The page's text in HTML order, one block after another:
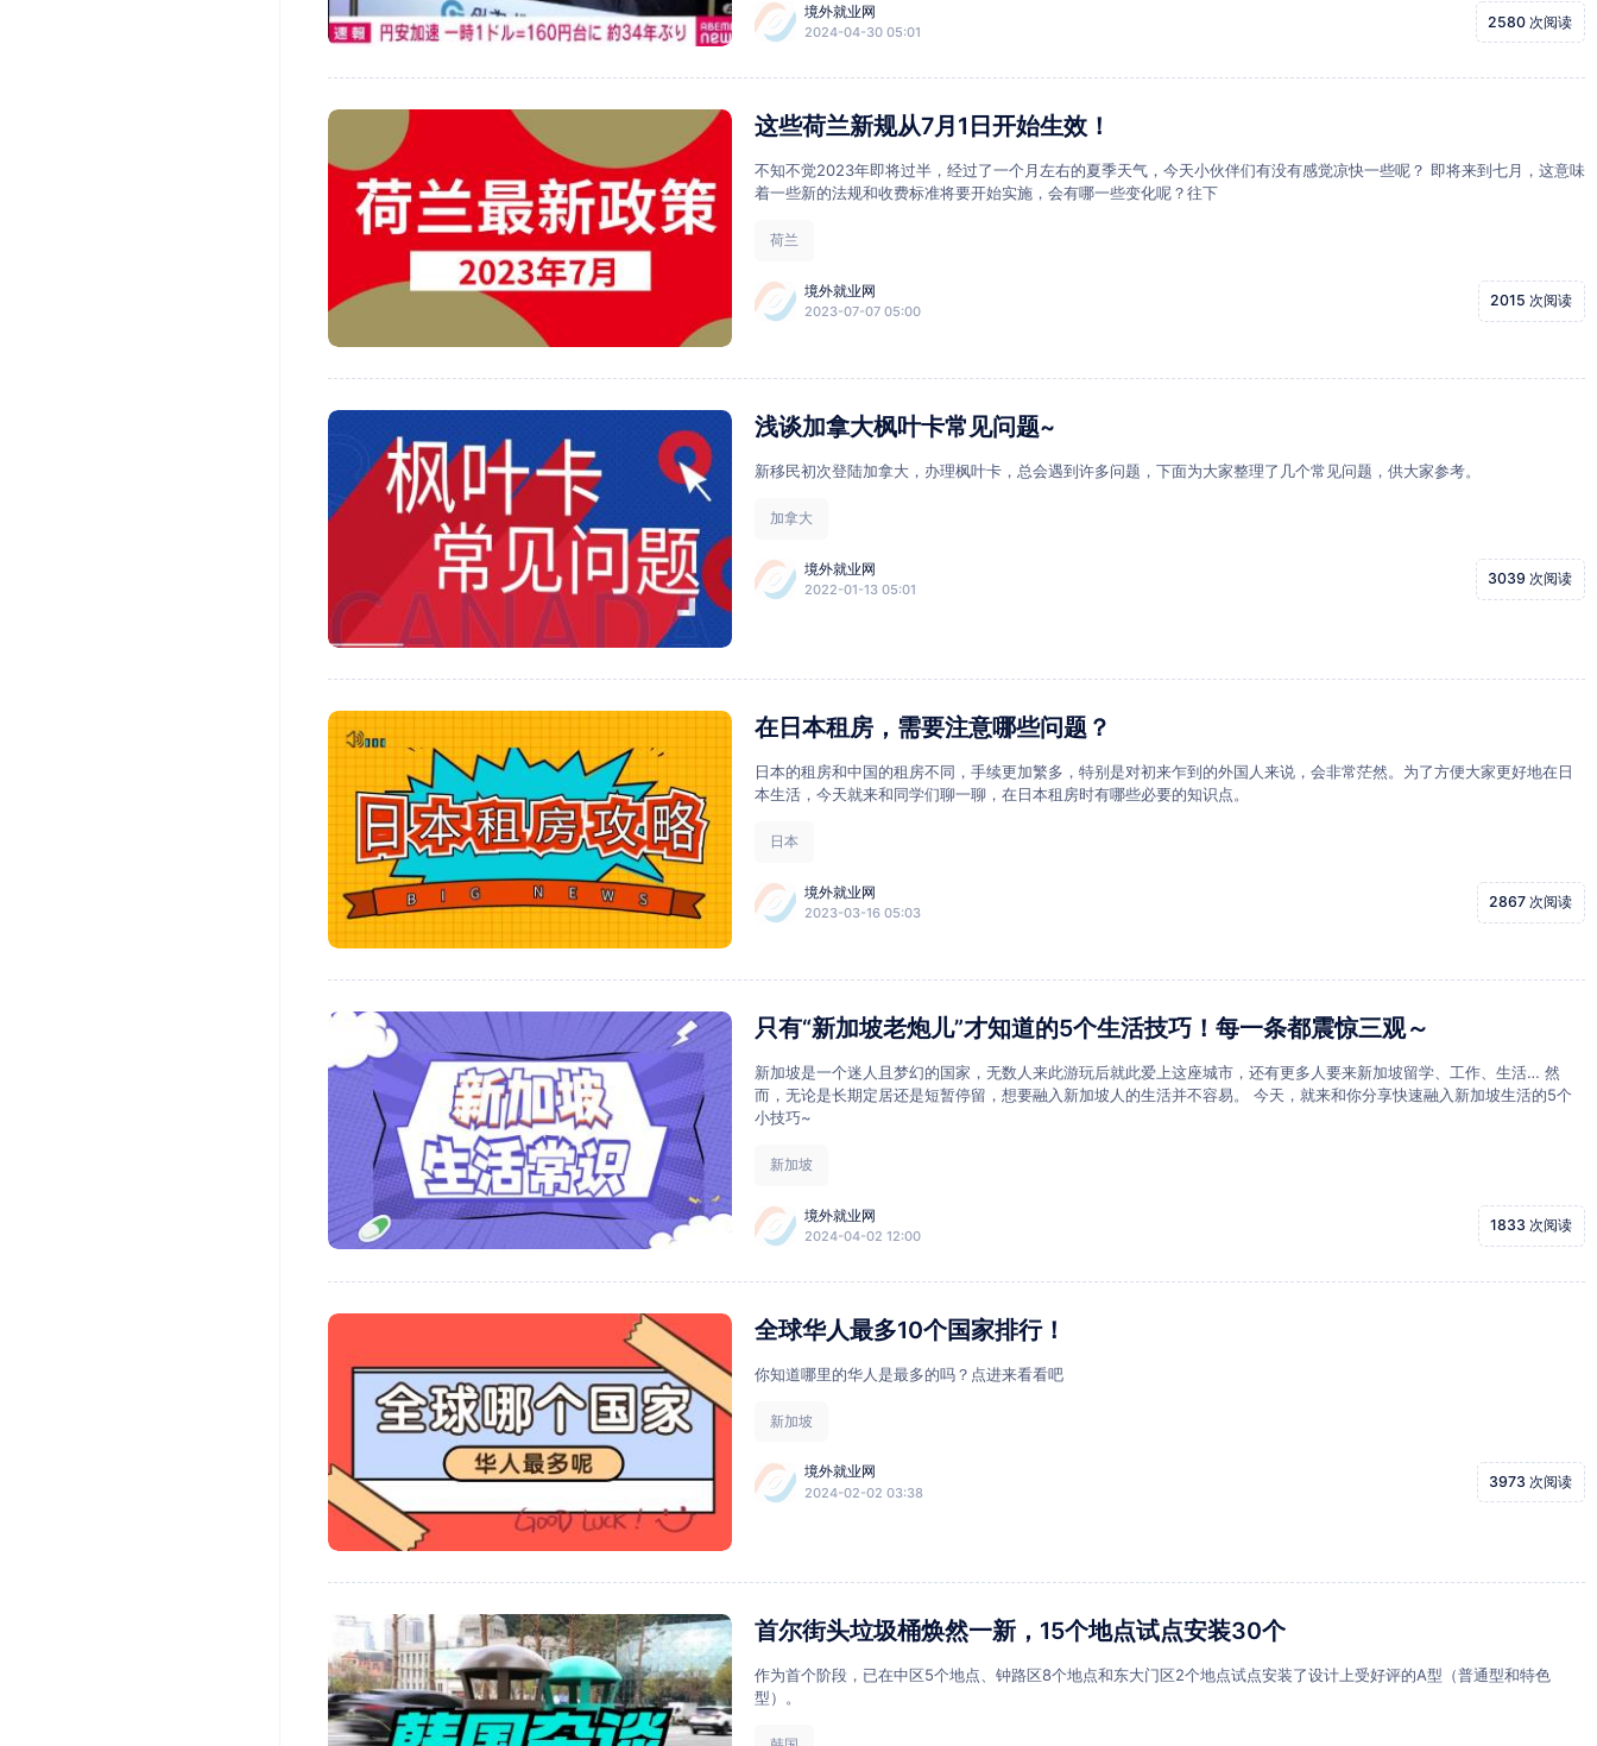
境外就业网
2024-04-30 05:01
2580 次阅读
这些荷兰新规从7月1日开始生效！
不知不觉2023年即将过半，经过了一个月左右的夏季天气，今天小伙伴们有没有感觉凉快一些呢？ 即将来到七月，这意味
着一些新的法规和收费标准将要开始实施，会有哪一些变化呢？往下
荷兰
境外就业网
2023-07-07 05:00
2015 次阅读
浅谈加拿大枫叶卡常见问题~
新移民初次登陆加拿大，办理枫叶卡，总会遇到许多问题，下面为大家整理了几个常见问题，供大家参考。
加拿大
境外就业网
2022-01-13 05:01
3039 次阅读
在日本租房，需要注意哪些问题？
日本的租房和中国的租房不同，手续更加繁多，特别是对初来乍到的外国人来说，会非常茫然。为了方便大家更好地在日
本生活，今天就来和同学们聊一聊，在日本租房时有哪些必要的知识点。
日本
境外就业网
2023-03-16 05:03
2867 次阅读
只有“新加坡老炮儿”才知道的5个生活技巧！每一条都震惊三观～
新加坡是一个迷人且梦幻的国家，无数人来此游玩后就此爱上这座城市，还有更多人要来新加坡留学、工作、生活… 然
而，无论是长期定居还是短暂停留，想要融入新加坡人的生活并不容易。 今天，就来和你分享快速融入新加坡生活的5个
小技巧~
新加坡
境外就业网
2024-04-02 12:00
1833 次阅读
全球华人最多10个国家排行！
你知道哪里的华人是最多的吗？点进来看看吧
新加坡
境外就业网
2024-02-02 03:38
3973 次阅读
首尔街头垃圾桶焕然一新，15个地点试点安装30个
作为首个阶段，已在中区5个地点、钟路区8个地点和东大门区2个地点试点安装了设计上受好评的A型（普通型和特色
型）。